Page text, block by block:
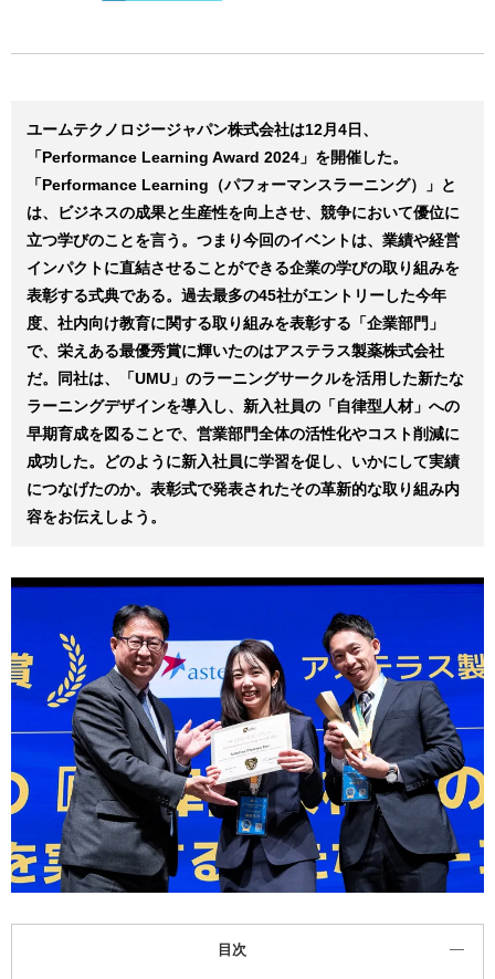
ユームテクノロジージャパン株式会社は12月4日、
「Performance Learning Award 2024」を開催した。
「Performance Learning（パフォーマンスラーニング）」と
は、ビジネスの成果と生産性を向上させ、競争において優位に
立つ学びのことを言う。つまり今回のイベントは、業績や経営
インパクトに直結させることができる企業の学びの取り組みを
表彰する式典である。過去最多の45社がエントリーした今年
度、社内向け教育に関する取り組みを表彰する「企業部門」
で、栄えある最優秀賞に輝いたのはアステラス製薬株式会社
だ。同社は、「UMU」のラーニングサークルを活用した新たな
ラーニングデザインを導入し、新入社員の「自律型人材」への
早期育成を図ることで、営業部門全体の活性化やコスト削減に
成功した。どのように新入社員に学習を促し、いかにして実績
につなげたのか。表彰式で発表されたその革新的な取り組み内
容をお伝えしよう。
目次